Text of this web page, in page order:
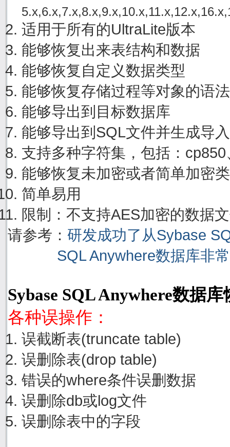
适用于所有的UltraLite版本
能够恢复出来表结构和数据
能够恢复自定义数据类型
能够恢复存储过程等对象的语法
能够导出到目标数据库
能够导出到SQL文件并生成导
支持多种字符集，包括：
能够恢复未加密或者简单加密
简单易用
限制：不支持AES加密的数据
请参考： 研发成功了从Sybase
SQL Anywhere数据库非
Sybase SQL Anywhere数据
各种误操作：
误截断表(truncate table)
误删除表(drop table)
错误的where条件误删数据
误删除db或log文件
误删除表中的字段